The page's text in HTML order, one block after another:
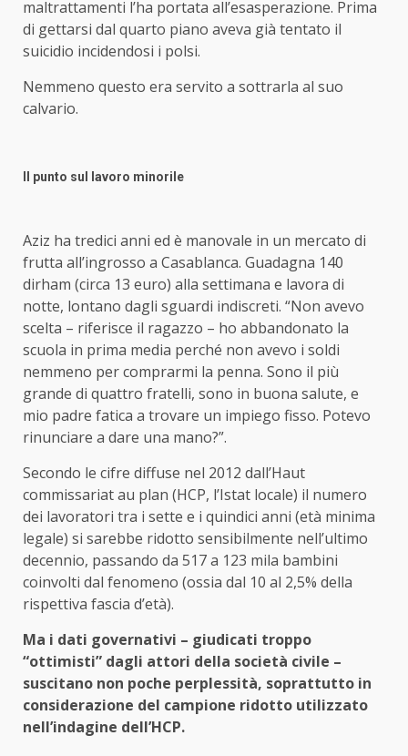
maltrattamenti l’ha portata all’esasperazione. Prima
di gettarsi dal quarto piano aveva già tentato il
suicidio incidendosi i polsi.
Nemmeno questo era servito a sottrarla al suo
calvario.
Il punto sul lavoro minorile
Aziz ha tredici anni ed è manovale in un mercato di
frutta all’ingrosso a Casablanca. Guadagna 140
dirham (circa 13 euro) alla settimana e lavora di
notte, lontano dagli sguardi indiscreti. “Non avevo
scelta – riferisce il ragazzo – ho abbandonato la
scuola in prima media perché non avevo i soldi
nemmeno per comprarmi la penna. Sono il più
grande di quattro fratelli, sono in buona salute, e
mio padre fatica a trovare un impiego fisso. Potevo
rinunciare a dare una mano?”.
Secondo le cifre diffuse nel 2012 dall’Haut
commissariat au plan (HCP, l’Istat locale) il numero
dei lavoratori tra i sette e i quindici anni (età minima
legale) si sarebbe ridotto sensibilmente nell’ultimo
decennio, passando da 517 a 123 mila bambini
coinvolti dal fenomeno (ossia dal 10 al 2,5% della
rispettiva fascia d’età).
Ma i dati governativi – giudicati troppo
“ottimisti” dagli attori della società civile –
suscitano non poche perplessità, soprattutto in
considerazione del campione ridotto utilizzato
nell’indagine dell’HCP.